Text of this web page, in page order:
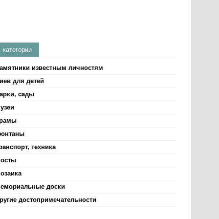
категории
известным личностям
для детей
сады
техника
доски
достопримечательности